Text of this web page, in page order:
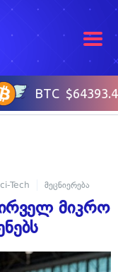
Tech მეცნიერება
მიკრო